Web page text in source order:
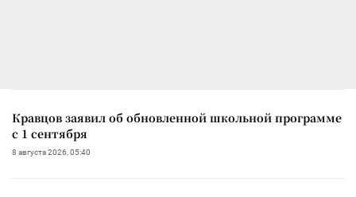
Кравцов заявил об обновленной школьной программе
с 1 сентября
8 августа 2026, 05:40